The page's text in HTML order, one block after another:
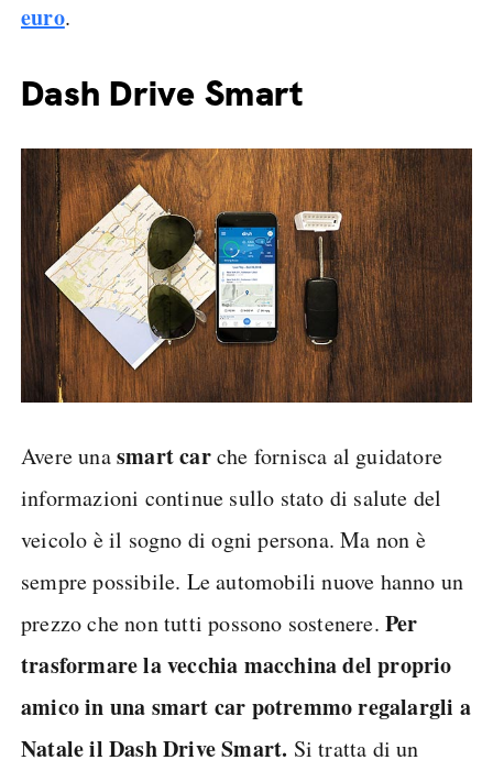
euro.
Dash Drive Smart
Avere unasmart carche fornisca al guidatore
informazioni continue sullo stato di salute del
veicolo è il sogno di ogni persona. Ma non è
sempre possibile. Le automobili nuove hanno un
prezzo che non tutti possono sostenere.Per
trasformare la vecchia macchina del proprio
amico in una smart car potremmo regalargli a
Natale il Dash Drive Smart. Si tratta di un